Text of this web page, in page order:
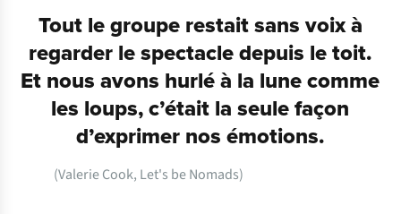
Tout le groupe restait sans voix à
regarder le spectacle depuis le toit.
Et nous avons hurlé à la lune comme
les loups, c’était la seule façon
d’exprimer nos émotions.
(Valerie Cook, Let's be Nomads)